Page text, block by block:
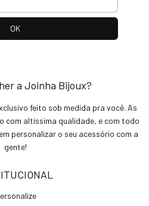
a Joinha Bijoux?
feito sob medida pra você. As
com altíssima qualidade, e com todo
personalizar o seu acessório com a
gente!